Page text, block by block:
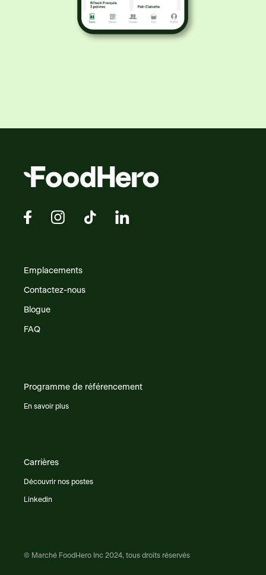
Emplacements
Contactez-nous
Blogue
FAQ
Programme de référencement
En savoir plus
Carrières
Découvrir nos postes
Linkedin
© Marché FoodHero Inc 2024, tous droits réservés